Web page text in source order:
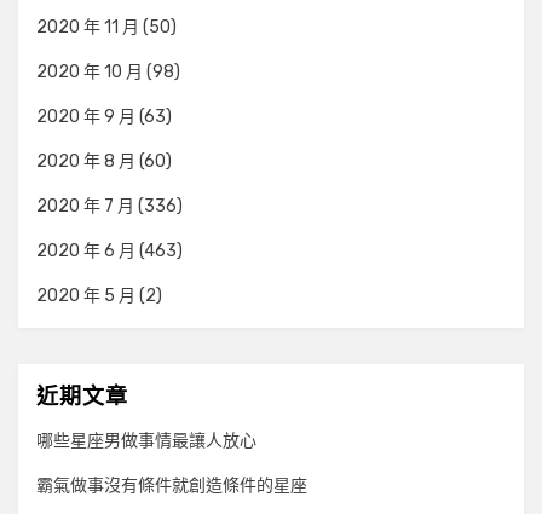
2020 年 11 月 (50)
2020 年 10 月 (98)
2020 年 9 月 (63)
2020 年 8 月 (60)
2020 年 7 月 (336)
2020 年 6 月 (463)
2020 年 5 月 (2)
近期文章
哪些星座男做事情最讓人放心
霸氣做事沒有條件就創造條件的星座